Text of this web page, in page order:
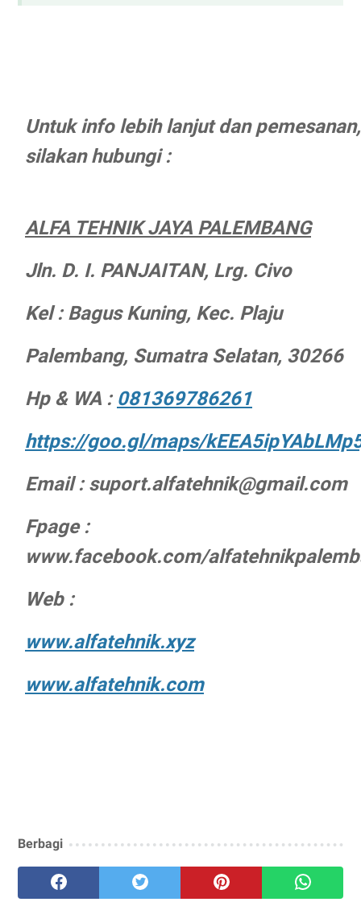
Untuk info lebih lanjut dan pemesanan,
silakan hubungi :
ALFA TEHNIK JAYA PALEMBANG
Jln. D. I. PANJAITAN, Lrg. Civo
Kel : Bagus Kuning, Kec. Plaju
Palembang, Sumatra Selatan, 30266
Hp & WA : 081369786261
https://goo.gl/maps/
Email : suport.alfatehnik@gmail.com
Fpage :
www.facebook.com/
Web :
www.alfatehnik.xyz
www.alfatehnik.com
Berbagi